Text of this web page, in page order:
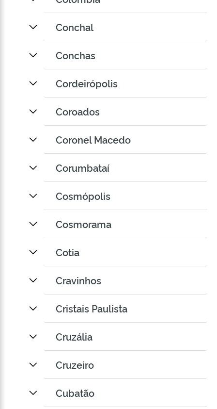
Conchal
Conchas
Cordeirópolis
Coroados
Coronel Macedo
Corumbataí
Cosmópolis
Cosmorama
Cotia
Cravinhos
Cristais Paulista
Cruzália
Cruzeiro
Cubatão